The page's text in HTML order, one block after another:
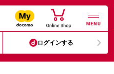
MENU
ログインする